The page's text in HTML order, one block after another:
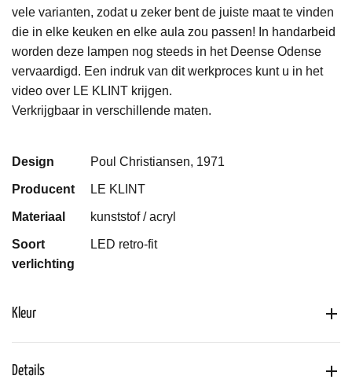
vele varianten, zodat u zeker bent de juiste maat te vinden
die in elke keuken en elke aula zou passen! In handarbeid
worden deze lampen nog steeds in het Deense Odense
vervaardigd. Een indruk van dit werkproces kunt u in het
video over LE KLINT krijgen.
Verkrijgbaar in verschillende maten.
Design Poul Christiansen, 1971
Producent LE KLINT
Materiaal kunststof / acryl
Soort
verlichting
LED retro-fit
Kleur
Details